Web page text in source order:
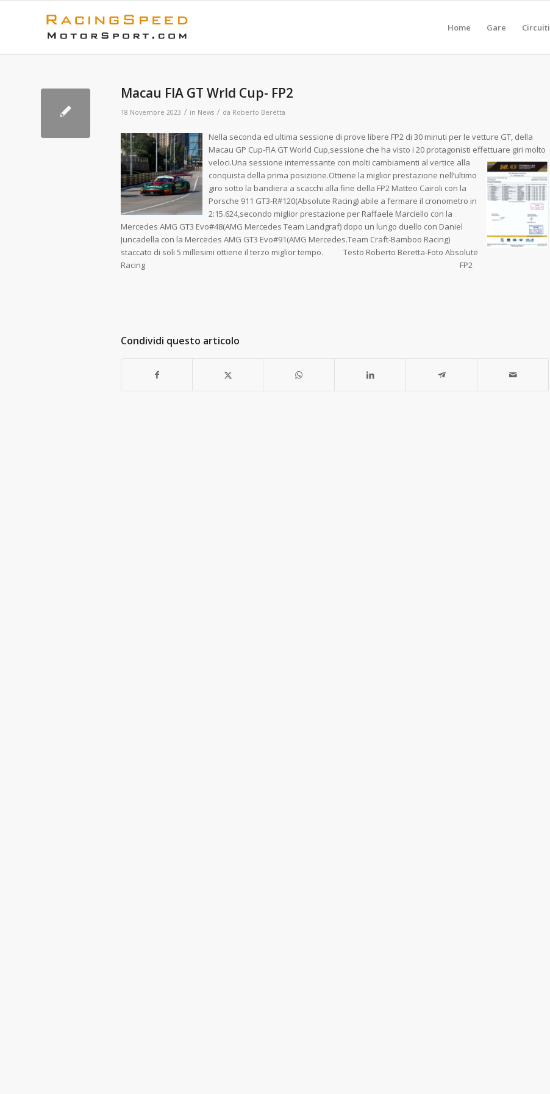
Home Gare Circuiti
Macau FIA GT Wrld Cup- FP2
18 Novembre 2023 / in News / da Roberto Beretta
Nella seconda ed ultima sessione di prove libere FP2 di 30 minuti per le vetture GT, della
Macau GP Cup-FIA GT World Cup,sessione che ha visto i 20 protagonisti effettuare giri molto
veloci.Una sessione interressante con molti cambiamenti al vertice alla
conquista della prima posizione.Ottiene la miglior prestazione nell’ultimo
giro sotto la bandiera a scacchi alla fine della FP2 Matteo Cairoli con la
Porsche 911 GT3-R#120(Absolute Racing) abile a fermare il cronometro in
2:15.624,secondo miglior prestazione per Raffaele Marciello con la
Mercedes AMG GT3 Evo#48(AMG Mercedes Team Landgraf) dopo un lungo duello con Daniel
Juncadella con la Mercedes AMG GT3 Evo#91(AMG Mercedes.Team Craft-Bamboo Racing)
staccato di soli 5 millesimi ottiene il terzo miglior tempo. Testo Roberto Beretta-Foto Absolute
Racing FP2
Condividi questo articolo